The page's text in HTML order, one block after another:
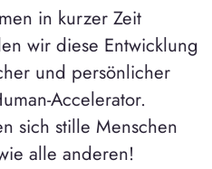
in kurzer Zeit
wir diese Entwicklung
und persönlicher
Accelerator.
sich stille Menschen
alle anderen!